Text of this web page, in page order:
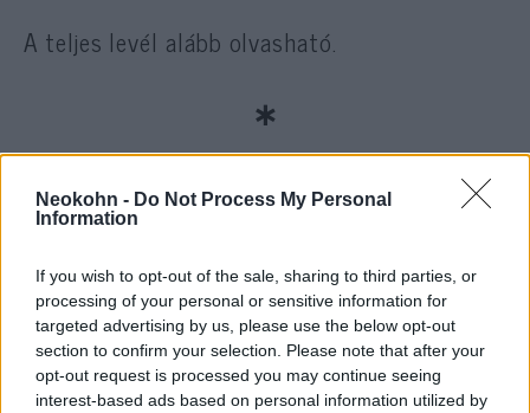
Neokohn - Do Not Process My Personal
Information
If you wish to opt-out of the sale, sharing to third parties, or
processing of your personal or sensitive information for
targeted advertising by us, please use the below opt-out
section to confirm your selection. Please note that after your
opt-out request is processed you may continue seeing
interest-based ads based on personal information utilized by
A teljes levél alább olvasható.
∗
Tisztelt Debreceni Küldött Társaim!
Amit Heisler András és az őt támogató,
“demokratikusan” /lista szerint megválasztott
vezetőtársai művelnek az egyre jobban
szétforgácsolódó MAZSIHISZ égisze alatt, az
nem megbocsájtható bűn.